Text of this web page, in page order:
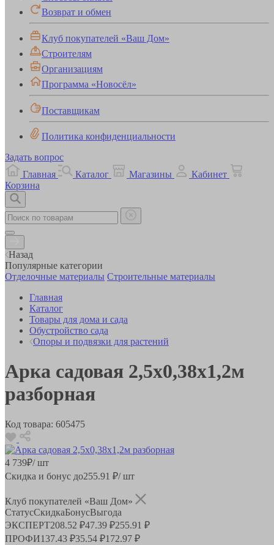
Возврат и обмен
Клуб покупателей «Ваш Дом»
Строителям
Организациям
Программа «Новосёл»
Поставщикам
Политика конфиденциальности
Задать вопрос
Главная
Каталог Магазины
Кабинет
Корзина
Назад
Популярные категории
Отделочные материалы Строительные материалы
Главная
Каталог
Товары для дома и сада
Обустройство сада
Опоры и подвязки для растений
Арка садовая 2,5х0,38х1,2м
разборная
Код товара: 605475
4 739₽/ шт
Скидка и бонус до255.91 ₽/ шт
Клуб покупателей «Ваш Дом»
СтатусСкидкаБонусВыгода
ЭКСПЕРТ208.52 ₽47.39 ₽255.91 ₽
ПРОФИ137.43 ₽35.54 ₽172.97 ₽